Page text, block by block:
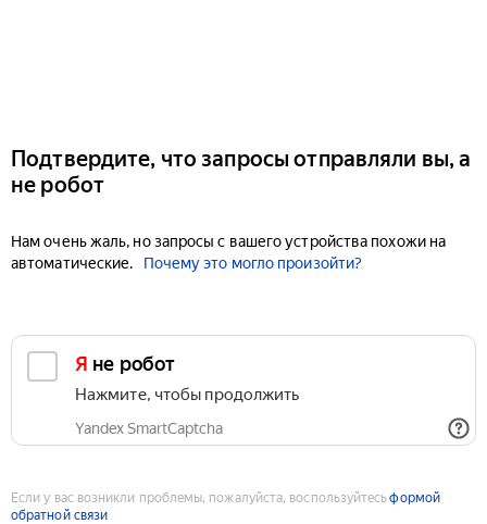
Подтвердите, что запросы отправляли вы, а
не робот
Нам очень жаль, но запросы с вашего устройства похожи на
автоматические.
Почему это могло произойти?
Я не робот
Нажмите, чтобы продолжить
Yandex SmartCaptcha
Если у вас возникли проблемы, пожалуйста, воспользуйтесьформой
обратной связи